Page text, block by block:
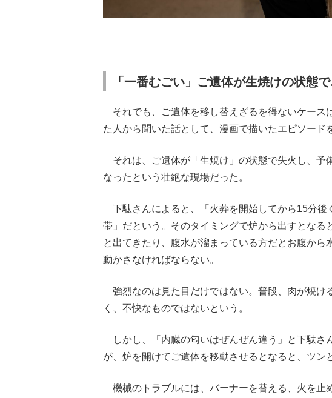
「一番むごい」ご遺体が生焼けの状態
それでも、ご遺体を移し替えざるを得ないケース
た人から聞いた話として、漫画で描いたエピソード
それは、ご遺体が「生焼け」の状態で失火し、予
なったという壮絶な現場だった。
下駄さんによると、「火葬を開始してから15分後
帯」だという。そのタイミングで炉から出すとな
と出てきたり、腹水が溜まっている方だとお腹か
動かさなければならない。
強烈なのは見た目だけではない。普段、肉が焼け
く、不快なものではないという。
しかし、「内臓の匂いはぜんぜん違う」と下駄さ
が、炉を開けてご遺体を移動させるとなると、ツン
機械のトラブルには、バーナーを替える、火を止